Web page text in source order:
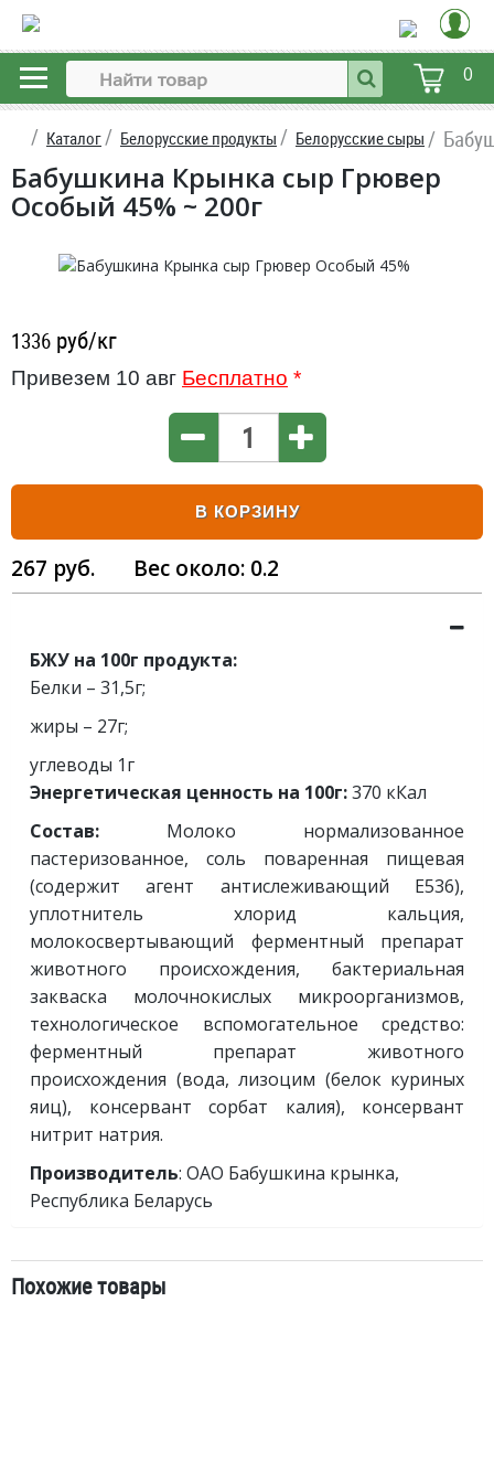
0
Каталог Белорусские продукты Белорусские сыры
Бабушкина Крынка сыр Грювер
Особый 45% ~ 200г
1336 руб/кг
Привезем 10 авг Бесплатно *
В КОРЗИНУ
267 руб. Вес около: 0.2
БЖУ на 100г продукта:
Белки – 31,5г;
жиры – 27г;
углеводы 1г
Энергетическая ценность на 100г:370 кКал
Состав: Молоко нормализованное
пастеризованное, соль поваренная пищевая
(содержит агент антислеживающий Е536),
уплотнитель хлорид кальция,
молокосвертывающий ферментный препарат
животного происхождения, бактериальная
закваска молочнокислых микроорганизмов,
технологическое вспомогательное средство:
ферментный препарат животного
происхождения (вода, лизоцим (белок куриных
яиц), консервант сорбат калия), консервант
нитрит натрия.
Производитель: ОАО Бабушкина крынка,
Республика Беларусь
Похожие товары